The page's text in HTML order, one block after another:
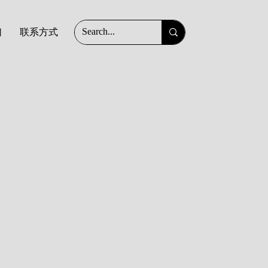
联系方式